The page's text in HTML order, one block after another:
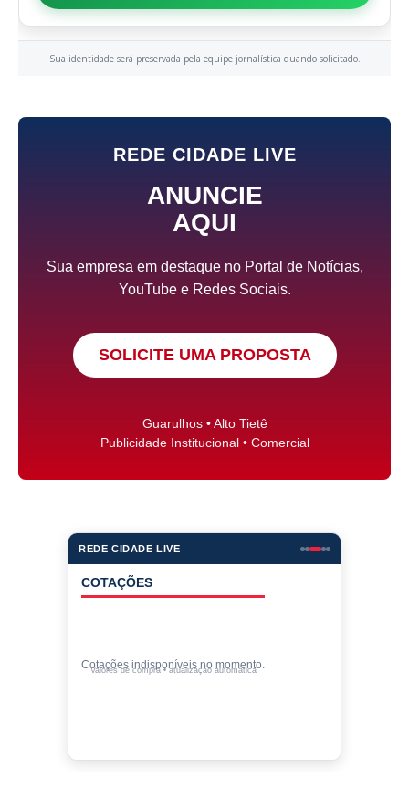
Sua identidade será preservada pela equipe jornalística quando solicitado.
REDE CIDADE LIVE
ANUNCIE
AQUI
Sua empresa em destaque no Portal de Notícias,
YouTube e Redes Sociais.
SOLICITE UMA PROPOSTA
Guarulhos • Alto Tietê
Publicidade Institucional • Comercial
REDE CIDADE LIVE
COTAÇÕES
Cotações indisponíveis no momento.
Valores de compra • atualização automática